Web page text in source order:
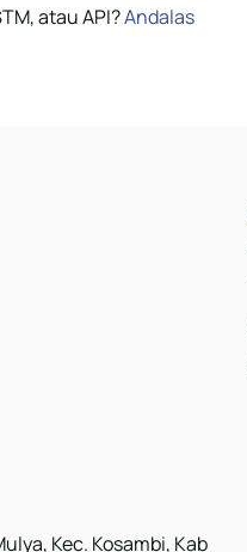
atau API?Andalas
Kec. Kosambi, Kab